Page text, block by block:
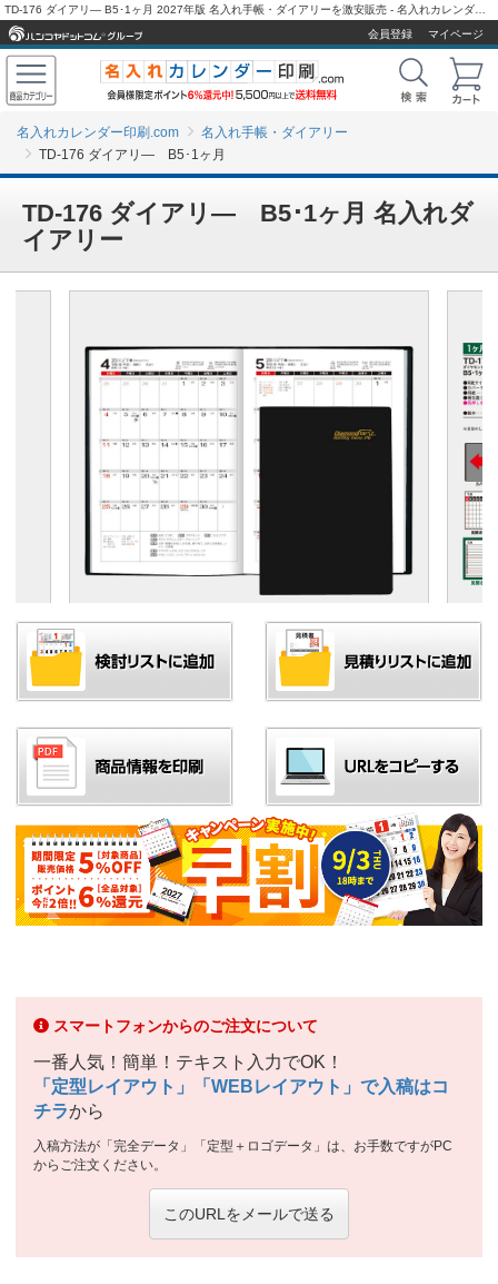
会員登録
マイページ
名入れカレンダー印刷.com
名入れ手帳・ダイアリー
TD-176 ダイアリ― B5･1ヶ月
TD-176 ダイアリ― B5･1ヶ月 名入れダ
イアリー
スマートフォンからのご注文について
一番人気！簡単！テキスト入力でOK！
「定型レイアウト」「WEBレイアウト」で入稿はコ
チラから
入稿方法が「完全データ」「定型＋ロゴデータ」は、お手数ですがPC
からご注文ください。
このURLをメールで送る